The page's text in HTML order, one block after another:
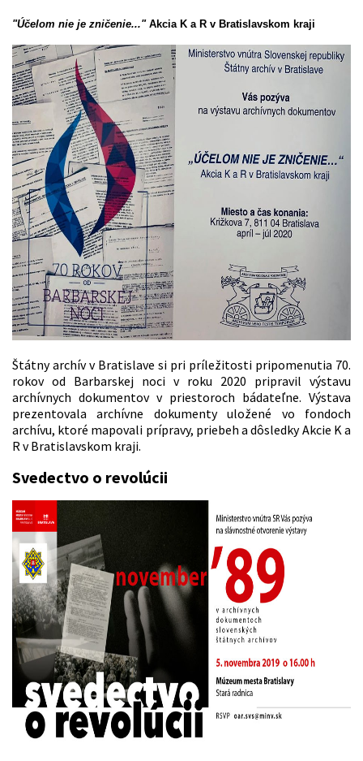
"Účelom nie je zničenie..."Akcia K a R v Bratislavskom kraji
Štátny archív v Bratislave si pri príležitosti pripomenutia 70.
rokov od Barbarskej noci v roku 2020 pripravil výstavu
archívnych dokumentov v priestoroch bádateľne. Výstava
prezentovala archívne dokumenty uložené vo fondoch
archívu, ktoré mapovali prípravy, priebeh a dôsledky Akcie K a
R v Bratislavskom kraji.
Svedectvo o revolúcii